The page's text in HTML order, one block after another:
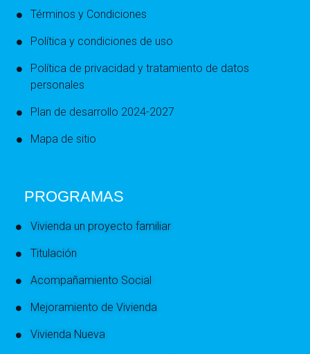
Términos y Condiciones
Política y condiciones de uso
Política de privacidad y tratamiento de datos
personales
Plan de desarrollo 2024-2027
Mapa de sitio
PROGRAMAS
Vivienda un proyecto familiar
Titulación
Acompañamiento Social
Mejoramiento de Vivienda
Vivienda Nueva